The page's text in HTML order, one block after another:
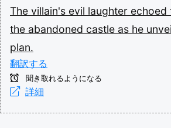
The villain's evil laughter echoed
the abandoned castle as he
plan.
翻訳する
聞き取れるようになる
詳細